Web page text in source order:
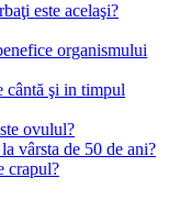
este acelaşi?
organismului
cântă şi in timpul
ovulul?
vârsta de 50 de ani?
crapul?